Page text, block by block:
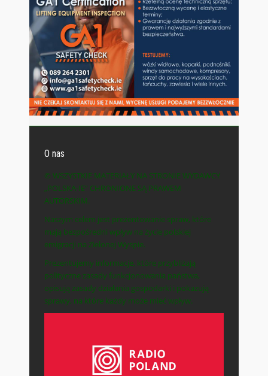
O nas
© WSZYSTKIE MATERIAŁY NA STRONIE WYDAWCY
„POLSKA-IE” CHRONIONE SĄ PRAWEM
AUTORSKIM.
Naszym celem jest prezentowanie spraw, które
mają bezpośredni wpływ na życie polskiej
emigracji na Zielonej Wyspie.
Prezentujemy informacje, które przybliżają
polityczne zasady funkcjonowania państwa,
opisują zasady działania gospodarki i pokazują
sprawy, na które każdy może mieć wpływ.